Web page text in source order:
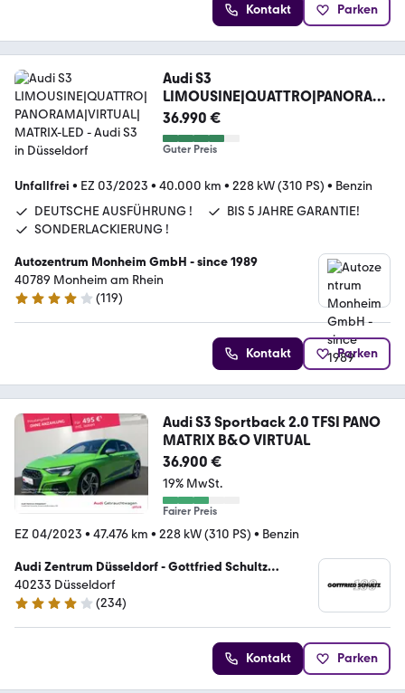
Kontakt Parken
Audi S3
LIMOUSINE|QUATTRO|PANORAM
A|VIRTUAL|MATRIX-LED
36.990 €
Guter Preis
Unfallfrei • EZ 03/2023 • 40.000 km • 228 kW (310 PS) • Benzin
DEUTSCHE AUSFÜHRUNG !
BIS 5 JAHRE GARANTIE!
SONDERLACKIERUNG !
Autozentrum Monheim GmbH - since 1989
40789 Monheim am Rhein
4 Sterne
(119)
Kontakt Parken
Audi S3 Sportback 2.0 TFSI PANO
MATRIX B&O VIRTUAL
36.900 €
19% MwSt.
Fairer Preis
EZ 04/2023 • 47.476 km • 228 kW (310 PS) • Benzin
Audi Zentrum Düsseldorf - Gottfried Schultz
Automobilhandels SE
40233 Düsseldorf
4.2 Sterne
(234)
Kontakt Parken